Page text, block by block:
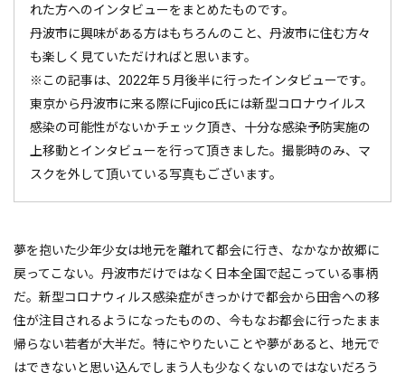
れた方へのインタビューをまとめたものです。
丹波市に興味がある方はもちろんのこと、丹波市に住む方々
も楽しく見ていただければと思います。
※この記事は、2022年５月後半に行ったインタビューです。
東京から丹波市に来る際にFujico氏には新型コロナウイルス
感染の可能性がないかチェック頂き、十分な感染予防実施の
上移動とインタビューを行って頂きました。撮影時のみ、マ
スクを外して頂いている写真もございます。
夢を抱いた少年少女は地元を離れて都会に行き、なかなか故郷に
戻ってこない。丹波市だけではなく日本全国で起こっている事柄
だ。新型コロナウィルス感染症がきっかけで都会から田舎への移
住が注目されるようになったものの、今もなお都会に行ったまま
帰らない若者が大半だ。特にやりたいことや夢があると、地元で
はできないと思い込んでしまう人も少なくないのではないだろう